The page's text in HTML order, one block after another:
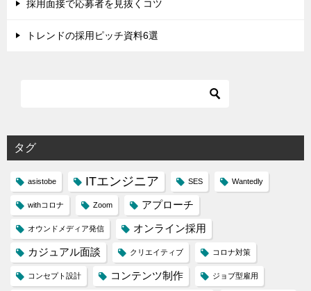
採用面接で応募者を見抜くコツ
トレンドの採用ピッチ資料6選
タグ
asistobe ITエンジニア SES Wantedly
withコロナ Zoom アプローチ
オウンドメディア発信 オンライン採用
カジュアル面談 クリエイティブ コロナ対策
コンセプト設計 コンテンツ制作 ジョブ型雇用